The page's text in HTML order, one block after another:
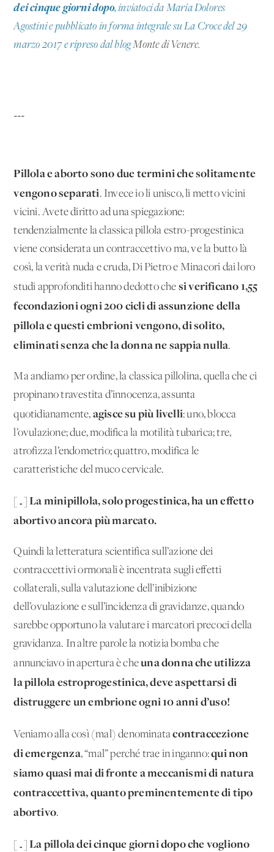
dei cinque giorni dopo, inviatoci da Maria Dolores
Agostini e pubblicato in forma integrale su La Croce del 29
marzo 2017 e ripreso dal blogMonte di Venere.
---
Pillola e aborto sono due termini che solitamente
vengono separati. Invece io li unisco, li metto vicini
vicini. Avete diritto ad una spiegazione:
tendenzialmente la classica pillola estro-progestinica
viene considerata un contraccettivo ma, ve la butto là
così, la verità nuda e cruda, Di Pietro e Minacori dai loro
studi approfonditi hanno dedotto che si verificano 1,55
fecondazioni ogni 200 cicli di assunzione della
pillola e questi embrioni vengono, di solito,
eliminati senza che la donna ne sappia nulla.
Ma andiamo per ordine, la classica pillolina, quella che ci
propinano travestita d’innocenza, assunta
quotidianamente, agisce su più livelli: uno, blocca
l’ovulazione; due, modifica la motilità tubarica; tre,
atrofizza l’endometrio; quattro, modifica le
caratteristiche del muco cervicale.
[…]La minipillola, solo progestinica, ha un effetto
abortivo ancora più marcato.
Quindi la letteratura scientifica sull’azione dei
contraccettivi ormonali è incentrata sugli effetti
collaterali, sulla valutazione dell’inibizione
dell’ovulazione e sull’incidenza di gravidanze, quando
sarebbe opportuno la valutare i marcatori precoci della
gravidanza. In altre parole la notizia bomba che
annunciavo in apertura è cheuna donna che utilizza
la pillola estroprogestinica, deve aspettarsi di
distruggere un embrione ogni 10 anni d’uso!
Veniamo alla così (mal) denominatacontraccezione
di emergenza, “mal” perché trae in inganno:qui non
siamo quasi mai di fronte a meccanismi di natura
contraccettiva, quanto preminentemente di tipo
abortivo.
[…]La pillola dei cinque giorni dopo che vogliono